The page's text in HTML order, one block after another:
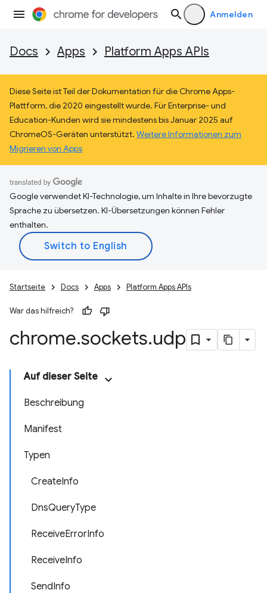
Anmelden
Docs Apps Platform Apps APIs
Diese Seite ist Teil der Dokumentation für die Chrome Apps-
Plattform, die 2020 eingestellt wurde. Für Enterprise- und
Education-Kunden wird sie mindestens bis Januar 2025 auf
ChromeOS-Geräten unterstützt. Weitere Informationen zum
Migrieren von Apps
Google verwendet KI-Technologie, um Inhalte in Ihre bevorzugte
Sprache zu übersetzen. KI-Übersetzungen können Fehler
enthalten.
Startseite Docs Apps Platform Apps APIs
War das hilfreich?
chrome.sockets.udp
Auf dieser Seite
Beschreibung
Manifest
Typen
CreateInfo
DnsQueryType
ReceiveErrorInfo
ReceiveInfo
SendInfo